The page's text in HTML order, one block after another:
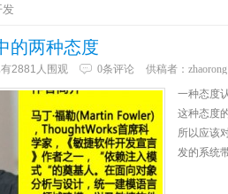
发
的两种态度
2881人围观 0条评论 供稿者： zhaorong
一种态度
这种态度
所以应该
发的系统